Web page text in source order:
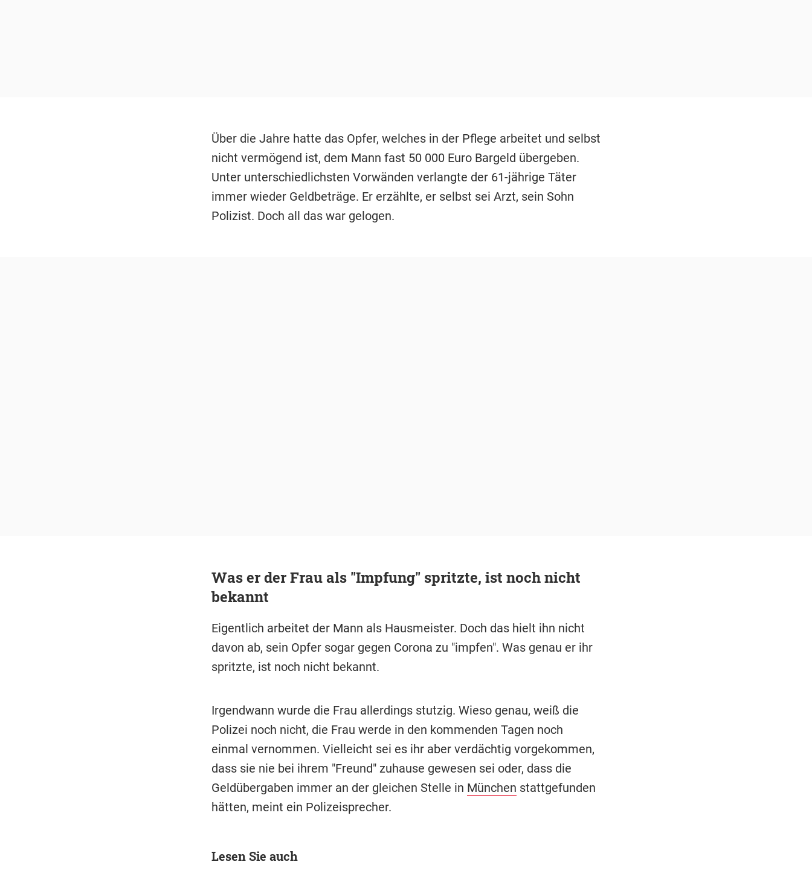
Über die Jahre hatte das Opfer, welches in der Pflege arbeitet und selbst
nicht vermögend ist, dem Mann fast 50 000 Euro Bargeld übergeben.
Unter unterschiedlichsten Vorwänden verlangte der 61-jährige Täter
immer wieder Geldbeträge. Er erzählte, er selbst sei Arzt, sein Sohn
Polizist. Doch all das war gelogen.
Was er der Frau als "Impfung" spritzte, ist noch nicht
bekannt
Eigentlich arbeitet der Mann als Hausmeister. Doch das hielt ihn nicht
davon ab, sein Opfer sogar gegen Corona zu "impfen". Was genau er ihr
spritzte, ist noch nicht bekannt.
Irgendwann wurde die Frau allerdings stutzig. Wieso genau, weiß die
Polizei noch nicht, die Frau werde in den kommenden Tagen noch
einmal vernommen. Vielleicht sei es ihr aber verdächtig vorgekommen,
dass sie nie bei ihrem "Freund" zuhause gewesen sei oder, dass die
Geldübergaben immer an der gleichen Stelle in München stattgefunden
hätten, meint ein Polizeisprecher.
Lesen Sie auch